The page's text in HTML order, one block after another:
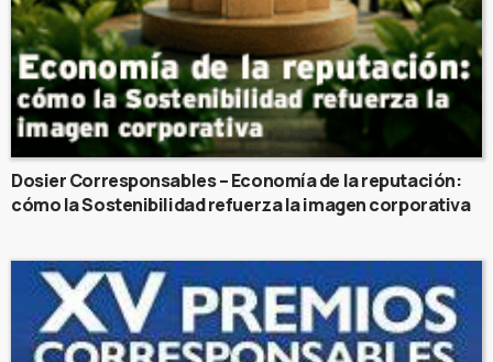
Dosier Corresponsables – Economía de la reputación:
cómo la Sostenibilidad refuerza la imagen corporativa